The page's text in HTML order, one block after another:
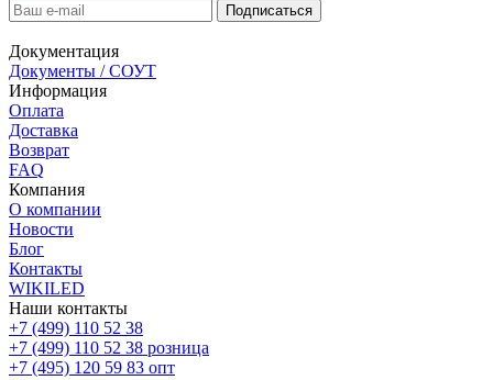
Документация
Документы / СОУТ
Информация
Оплата
Доставка
Возврат
FAQ
Компания
О компании
Новости
Блог
Контакты
WIKILED
Наши контакты
+7 (499) 110 52 38
+7 (499) 110 52 38 розница
+7 (495) 120 59 83 опт